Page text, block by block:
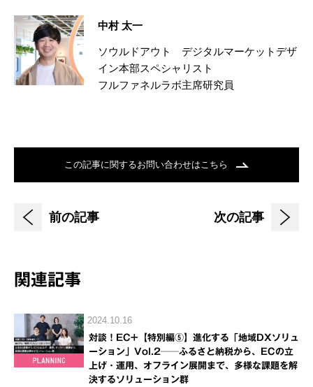
中村 太一
ソウルドアウト デジタルマーケットデザ
イン本部スペシャリスト
フルファネルラボ主席研究員
この記事に関するお問い合わせはこちら
前の記事 次の記事
関連記事
2024.10.16
対談！EC+【特別編⑤】進化する「地域DXソリュ
ーション」Vol.2──ふるさと納税から、ECの立
上げ・運用、オフライン展開まで、多様な課題を解
決するソリューション群